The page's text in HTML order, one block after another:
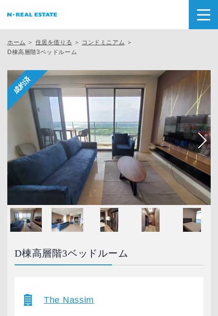
ホーム ＞ 住居を借りる ＞ コンドミニアム ＞
D棟高層階3ベッドルーム
D棟高層階3ベッドルーム
The Nassim